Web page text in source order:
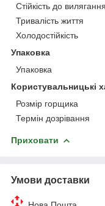
Стійкість до вилягання
Тривалість життя
Холодостійкість
Упаковка
Упаковка
Користувальницькі
Розмір горщика
Термін дозрівання
Приховати
Умови доставки